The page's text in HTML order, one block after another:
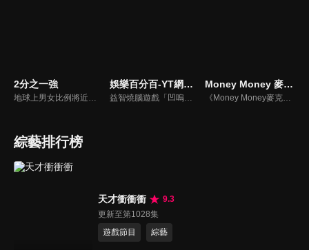
2分之一強
地球上男女比例將近一比一，也就是有二分之一的女人。我們認為新世代的女人不論在能力、經濟、教育、工作上都不輸男人，這些獨立自主的女人早已撐起半邊天，她們有自己的價值觀和感情觀，我們稱她們是『二分之一強』。
娛樂百分百-YT網路版
益智燒腦遊戲「凹嗚狼人殺」激發你的邏輯推理能力，偶像巨星雲集，全球娛樂資訊，一手掌握不脫節！2025全新升級改版，盡在《娛樂百分百-YT網路版》！
Money Money 麥克瘋
《Money Money麥克瘋》節目強調不比音準、不比音色，也不比外型、外貌、氣質、長相等如何，只強調只要歌詞記得牢，就可以參加比賽。
綜藝排行榜
天才衝衝衝
9.3
更新至第1028集
遊戲節目
綜藝